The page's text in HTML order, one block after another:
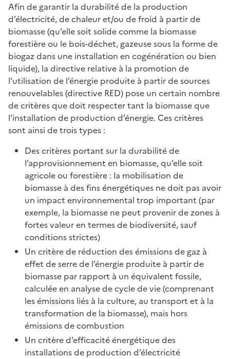
Afin de garantir la durabilité de la production
d’électricité, de chaleur et/ou de froid à partir de
biomasse (qu’elle soit solide comme la biomasse
forestière ou le bois-déchet, gazeuse sous la forme de
biogaz dans une installation en cogénération ou bien
liquide), la directive relative à la promotion de
l’utilisation de l’énergie produite à partir de sources
renouvelables (directive RED) pose un certain nombre
de critères que doit respecter tant la biomasse que
l’installation de production d’énergie. Ces critères
sont ainsi de trois types :
Des critères portant sur la durabilité de
l’approvisionnement en biomasse, qu’elle soit
agricole ou forestière : la mobilisation de
biomasse à des fins énergétiques ne doit pas avoir
un impact environnemental trop important (par
exemple, la biomasse ne peut provenir de zones à
fortes valeur en termes de biodiversité, sauf
conditions strictes)
Un critère de réduction des émissions de gaz à
effet de serre de l’énergie produite à partir de
biomasse par rapport à un équivalent fossile,
calculée en analyse de cycle de vie (comprenant
les émissions liés à la culture, au transport et à la
transformation de la biomasse), mais hors
émissions de combustion
Un critère d’efficacité énergétique des
installations de production d’électricité